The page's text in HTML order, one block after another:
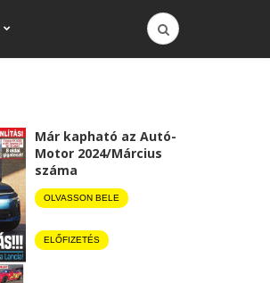
Már kapható az Autó-
Motor 2024/Március
száma
OLVASSON BELE
ELŐFIZETÉS